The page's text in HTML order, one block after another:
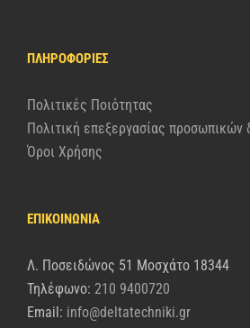
ΠΛΗΡΟΦΟΡΊΕΣ
Πολιτικές Ποιότητας
Πολιτική επεξεργασίας προσωπικών
Όροι Χρήσης
ΕΠΙΚΟΙΝΩΝΙΑ
Λ. Ποσειδώνος 51 Μοσχάτο 18344
Τηλέφωνο: 210 9400720
Email: info@deltatechniki.gr